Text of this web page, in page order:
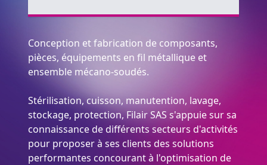
Conception et fabrication de composants,
pièces, équipements en fil métallique et
ensemble mécano-soudés.
Stérilisation, cuisson, manutention, lavage,
stockage, protection, Filair SAS s'appuie sur sa
connaissance de différents secteurs d'activités
pour proposer à ses clients des solutions
performantes concourant à l'optimisation de